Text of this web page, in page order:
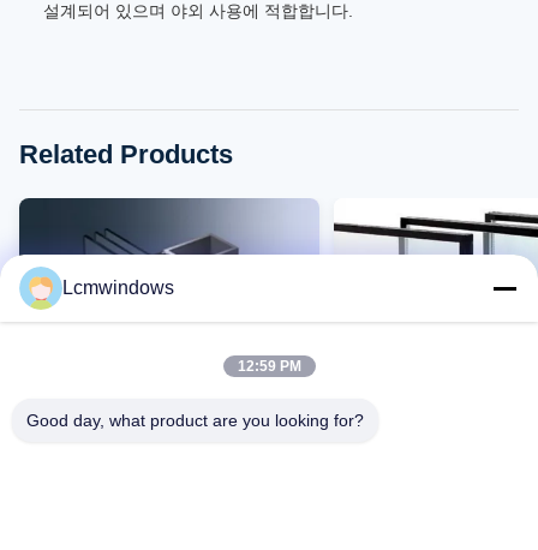
설계되어 있으며 야외 사용에 적합합니다.
Related Products
Lcmwindows
12:59 PM
Good day, what product are you looking for?